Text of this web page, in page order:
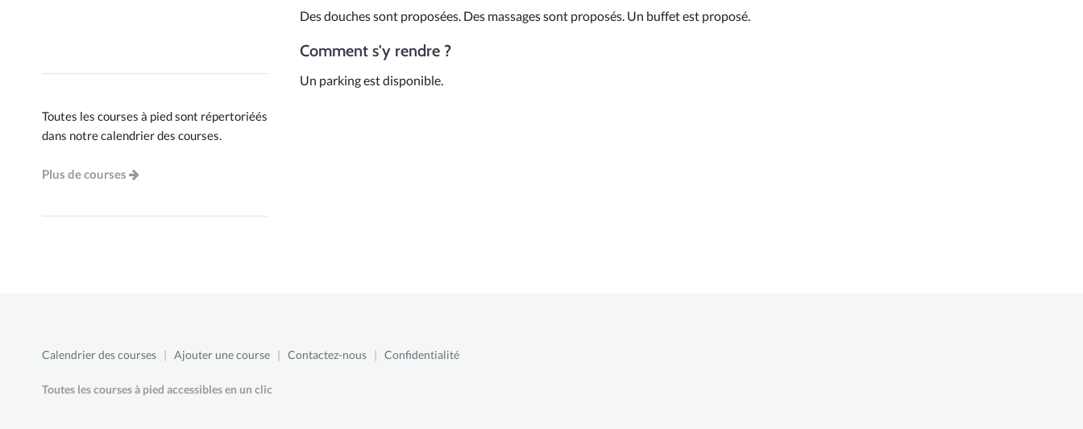
Toutes les courses à pied sont répertoriéés
dans notre calendrier des courses.
Plus de courses
Des douches sont proposées. Des massages sont proposés. Un buffet est proposé.
Comment s'y rendre ?
Un parking est disponible.
Calendrier des courses | Ajouter une course | Contactez-nous | Confidentialité
Toutes les courses à pied accessibles en un clic